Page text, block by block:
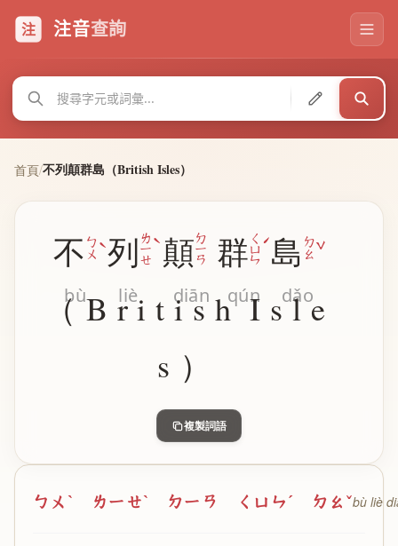
注 注音查詢
首頁/不列顛群島（British Isles）
不 ㄅ
ㄨˋ
bù
列 ㄌ
ㄧ
ㄝ
ˋ
liè
顛ㄉ
ㄧ
ㄢ
diān
群 ㄑ
ㄩ
ㄣ
ˊ
qún
島 ㄉ
ㄠˇ
dǎo
（ B r i t i s h I s l e
s ）
複製詞語
ㄅㄨˋ ㄌㄧㄝˋ ㄉㄧㄢ ㄑㄩㄣˊ ㄉㄠˇbù liè